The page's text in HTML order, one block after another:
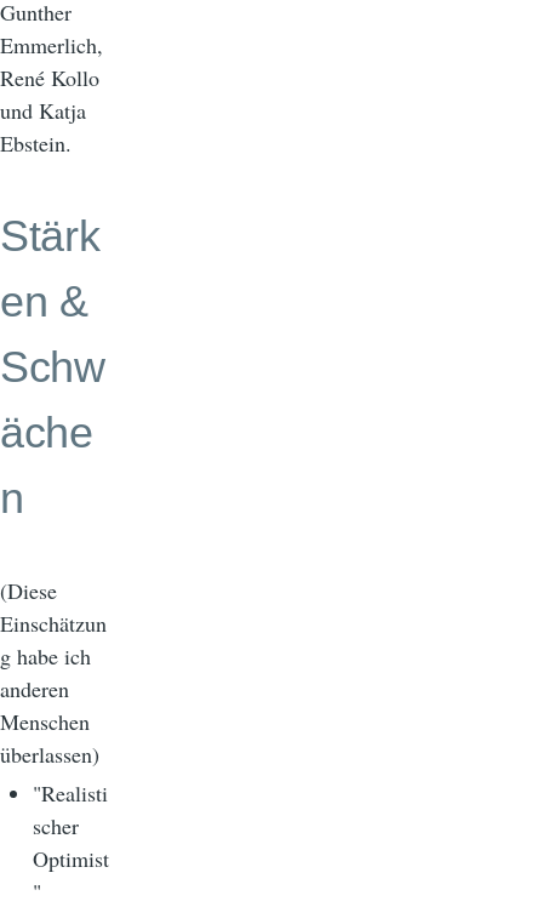
Gunther
Emmerlich,
René Kollo
und Katja
Ebstein.
Stärk
en &
Schw
äche
n
(Diese
Einschätzun
g habe ich
anderen
Menschen
überlassen)
"Realisti
scher
Optimist
"